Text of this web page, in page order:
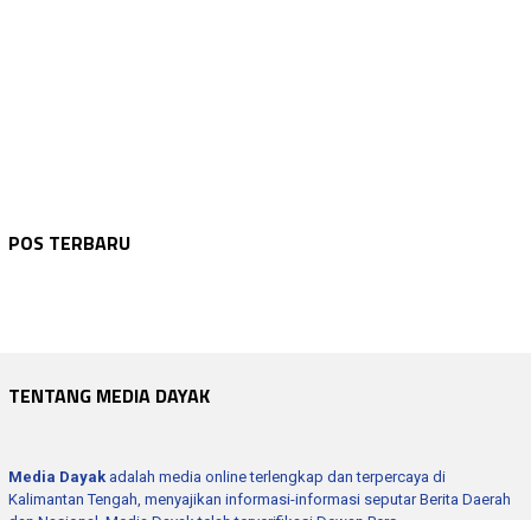
POS TERBARU
Tim Gabungan Padamkan Karhutla Di Danau …
Patroli Dialogis Presisi Pamapta I Polre…
WARTA KEPOLISIAN
Patroli Objek Vital Pamapta I Polres Ser…
WARTA KEPOLISIAN
WARTA KEPOLISIAN
TENTANG MEDIA DAYAK
Media Dayak adalah media online terlengkap dan terpercaya di
Kalimantan Tengah, menyajikan informasi-informasi seputar Berita Daerah